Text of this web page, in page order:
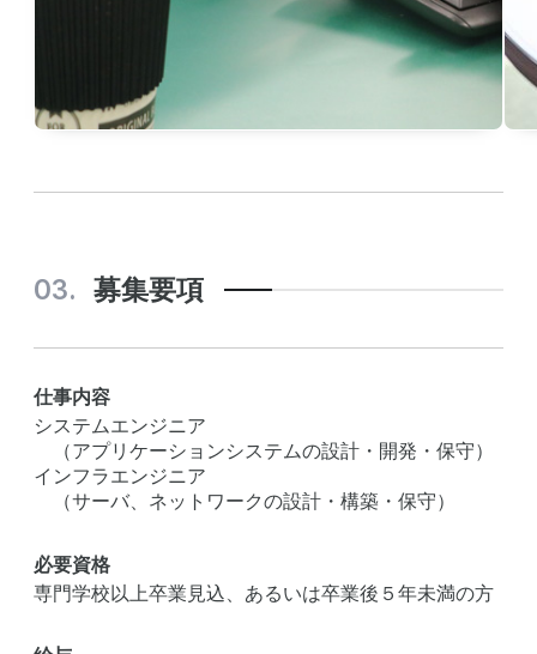
募集要項
仕事内容
システムエンジニア
（アプリケーションシステムの設計・開発・保守）
インフラエンジニア
（サーバ、ネットワークの設計・構築・保守）
必要資格
専門学校以上卒業見込、あるいは卒業後５年未満の方